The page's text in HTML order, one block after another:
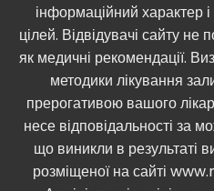
інформаційний характер і
цілей. Відвідувачі сайту не
як медичні рекомендації.
методики лікування
прерогативою вашого
несе відповідальності за
що виникли в результаті
розміщеної на сайті